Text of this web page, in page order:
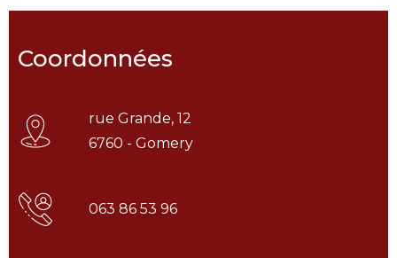
Coordonnées
rue Grande, 12
6760 - Gomery
063 86 53 96